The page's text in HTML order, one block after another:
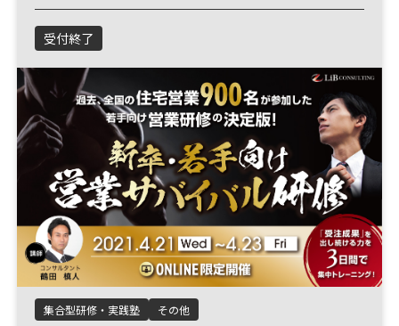
受付終了
集合型研修・実践塾 その他